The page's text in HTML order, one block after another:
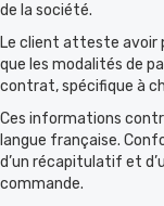
de la société.
Le client atteste avoir
que les modalités de
contrat, spécifique à
Ces informations
langue française.
d’un récapitulatif et
commande.